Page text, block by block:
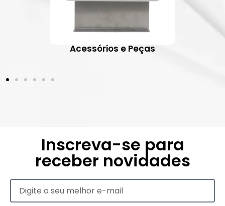
Acessórios e Peças
Inscreva-se para
receber novidades